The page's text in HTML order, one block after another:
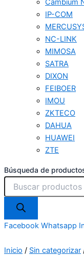
Cambium
IP-COM
NC-LINK
MIMOSA
SATRA
DIXON
FEIBOER
IMOU
ZKTECO
DAHUA
HUAWEI
ZTE
Búsqueda de
Facebook Whatsapp
Inicio / Sin categorizar